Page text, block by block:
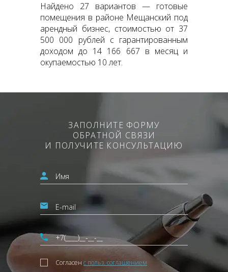
Найдено 27 вариантов — готовые
помещения в районе Мещанский под
арендный бизнес, стоимостью от 37
500 000 рублей с гарантированным
доходом до 14 166 667 в месяц и
окупаемостью 10 лет.
ЗАПОЛНИТЕ ФОРМУ
ОБРАТНОЙ СВЯЗИ
И ПОЛУЧИТЕ КОНСУЛЬТАЦИЮ
Согласен с польз. соглашением